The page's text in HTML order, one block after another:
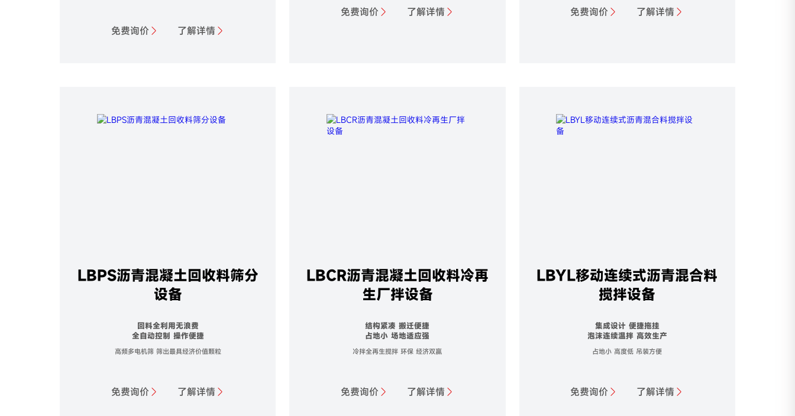
免费询价 了解详情
免费询价 了解详情 免费询价 了解详情
LBPS沥青混凝土回收料筛分
设备
回料全利用无浪费
全自动控制 操作便捷
高频多电机筛 筛出最具经济价值颗粒
免费询价 了解详情
LBCR沥青混凝土回收料冷再
生厂拌设备
结构紧凑 搬迁便捷
占地小 场地适应强
冷拌全再生搅拌 环保 经济双赢
免费询价 了解详情
LBYL移动连续式沥青混合料
搅拌设备
集成设计 便捷拖挂
泡沫连续温拌 高效生产
占地小 高度低 吊装方便
免费询价 了解详情